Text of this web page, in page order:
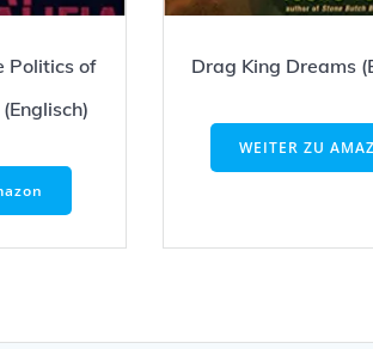
Politics of
Drag King Dreams
WEITER ZU